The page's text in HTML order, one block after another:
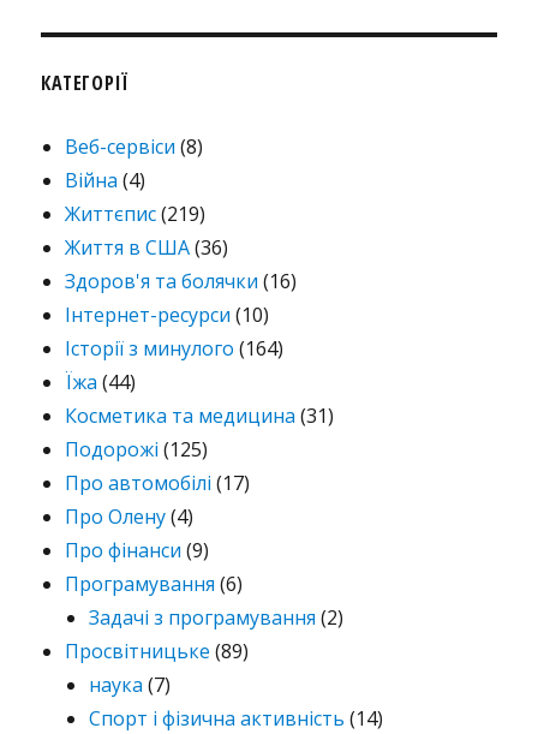
КАТЕГОРІЇ
Веб-сервіси (8)
Війна (4)
Життєпис(219)
Життя в США(36)
Здоров'я та болячки (16)
Інтернет-ресурси (10)
Історії з минулого (164)
Їжа (44)
Косметика та медицина (31)
Подорожі (125)
Про автомобілі (17)
Про Олену(4)
Про фінанси (9)
Програмування (6)
Задачі з програмування (2)
Просвітницьке (89)
наука (7)
Спорт і фізична активність (14)